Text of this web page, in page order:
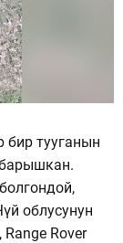
тууганын
облусунун
Rover